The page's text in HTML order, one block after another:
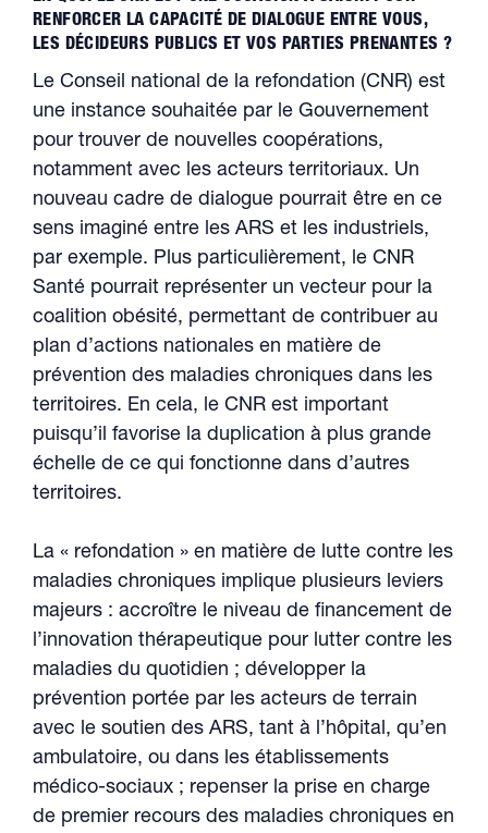
RENFORCER LA CAPACITÉ DE DIALOGUE ENTRE VOUS,
LES DÉCIDEURS PUBLICS ET VOS PARTIES PRENANTES ?
Le Conseil national de la refondation (CNR) est
une instance souhaitée par le Gouvernement
pour trouver de nouvelles coopérations,
notamment avec les acteurs territoriaux. Un
nouveau cadre de dialogue pourrait être en ce
sens imaginé entre les ARS et les industriels,
par exemple. Plus particulièrement, le CNR
Santé pourrait représenter un vecteur pour la
coalition obésité, permettant de contribuer au
plan d’actions nationales en matière de
prévention des maladies chroniques dans les
territoires. En cela, le CNR est important
puisqu’il favorise la duplication à plus grande
échelle de ce qui fonctionne dans d’autres
territoires.
La « refondation » en matière de lutte contre les
maladies chroniques implique plusieurs leviers
majeurs : accroître le niveau de financement de
l’innovation thérapeutique pour lutter contre les
maladies du quotidien ; développer la
prévention portée par les acteurs de terrain
avec le soutien des ARS, tant à l’hôpital, qu’en
ambulatoire, ou dans les établissements
médico-sociaux ; repenser la prise en charge
de premier recours des maladies chroniques en